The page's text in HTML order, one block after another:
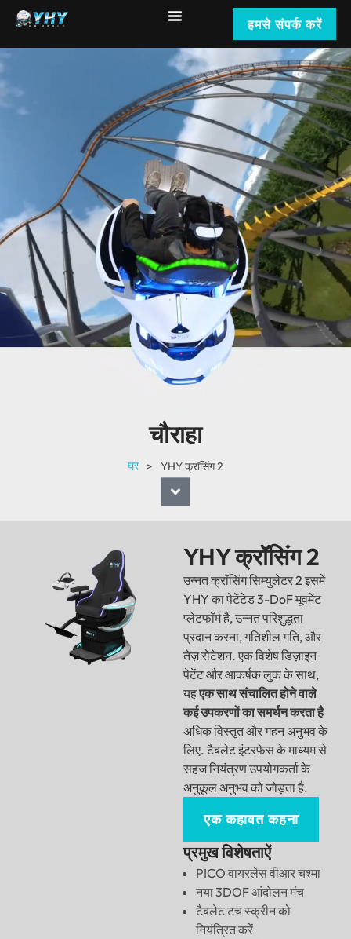
हमसे संपर्क करें
चौराहा
घर > YHY क्रॉसिंग 2
YHY क्रॉसिंग 2
उन्नत क्रॉसिंग सिम्युलेटर 2 इसमें
YHY का पेटेंटेड 3-DoF मूवमेंट
प्लेटफॉर्म है, उन्नत परिशुद्धता
प्रदान करना, गतिशील गति, और
तेज़ रोटेशन. एक विशेष डिज़ाइन
पेटेंट और आकर्षक लुक के साथ,
यहएक साथ संचालित होने वाले
कई उपकरणों का समर्थन करता है
अधिक विस्तृत और गहन अनुभव के
लिए. टैबलेट इंटरफ़ेस के माध्यम से
सहज नियंत्रण उपयोगकर्ता के
अनुकूल अनुभव को जोड़ता है.
एक कहावत कहना
प्रमुख विशेषताऐं
PICO वायरलेस वीआर चश्मा
नया 3DOF आंदोलन मंच
टैबलेट टच स्क्रीन को
नियंत्रित करें